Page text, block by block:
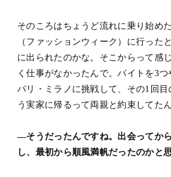
そのころはちょうど流れに乗り始め
（ファッションウィーク）に行った
に出られたのかな。そこからって感
く仕事がなかったんで。バイトを3
パリ・ミラノに挑戦して、その1回
う実家に帰るって両親と約束してたん
―そうだったんですね。出会ってか
し、最初から順風満帆だったのかと